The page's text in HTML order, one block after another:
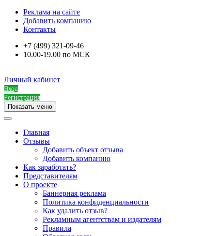
Реклама на сайте
Добавить компанию
Контакты
+7 (499) 321-09-46
10.00-19.00 по МСК
Личный кабинет
Вход
Регистрация
Показать меню
Главная
Отзывы
Добавить объект отзыва
Добавить компанию
Как заработать?
Представителям
О проекте
Баннерная реклама
Политика конфиденциальности
Как удалить отзыв?
Рекламным агентствам и издателям
Правила